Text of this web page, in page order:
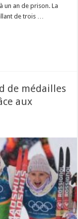
un an de prison. La
de trois …
de médailles
aux